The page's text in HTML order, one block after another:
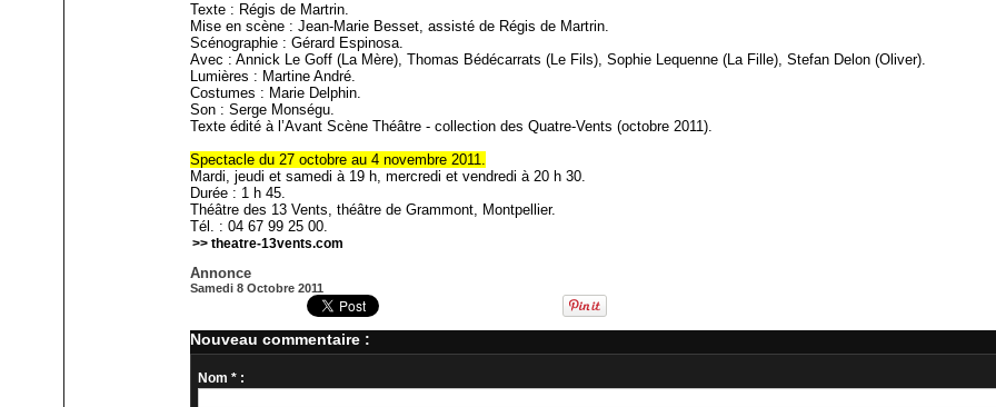
Texte : Régis de Martrin.
Mise en scène : Jean-Marie Besset, assisté de Régis de Martrin.
Scénographie : Gérard Espinosa.
Avec : Annick Le Goff (La Mère), Thomas Bédécarrats (Le Fils), Sophie Lequenne (La Fille), Stefan Delon (Oliver).
Lumières : Martine André.
Costumes : Marie Delphin.
Son : Serge Monségu.
Texte édité à l’Avant Scène Théâtre - collection des Quatre-Vents (octobre 2011).
Spectacle du 27 octobre au 4 novembre 2011.
Mardi, jeudi et samedi à 19 h, mercredi et vendredi à 20 h 30.
Durée : 1 h 45.
Théâtre des 13 Vents, théâtre de Grammont, Montpellier.
Tél. : 04 67 99 25 00.
>> theatre-13vents.com
Annonce
Samedi 8 Octobre 2011
Nouveau commentaire :
Nom * :